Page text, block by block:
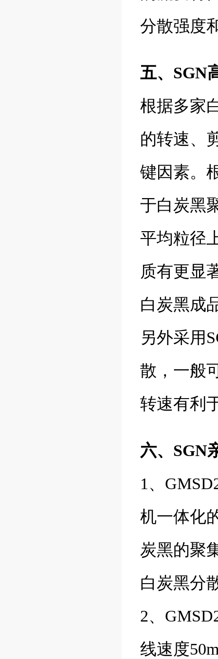
分散强度
五、SGN
根据多家
的转速、
键因素。
于白炭黑
平均粒径
质有更显
白炭黑成
另外采用
散，一般
转速有利
六、SGN
1、
机一体化
炭黑的聚
白炭黑分
2、
线速度